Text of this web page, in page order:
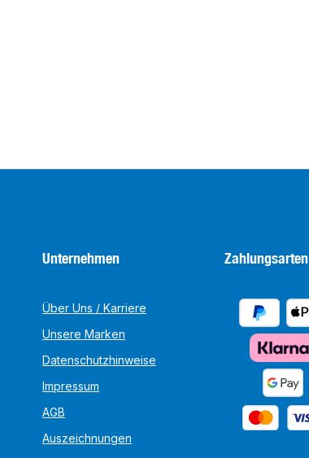
Unternehmen
Über Uns / Karriere
Unsere Marken
Datenschutzhinweise
Impressum
AGB
Auszeichnungen
Zahlungsarten